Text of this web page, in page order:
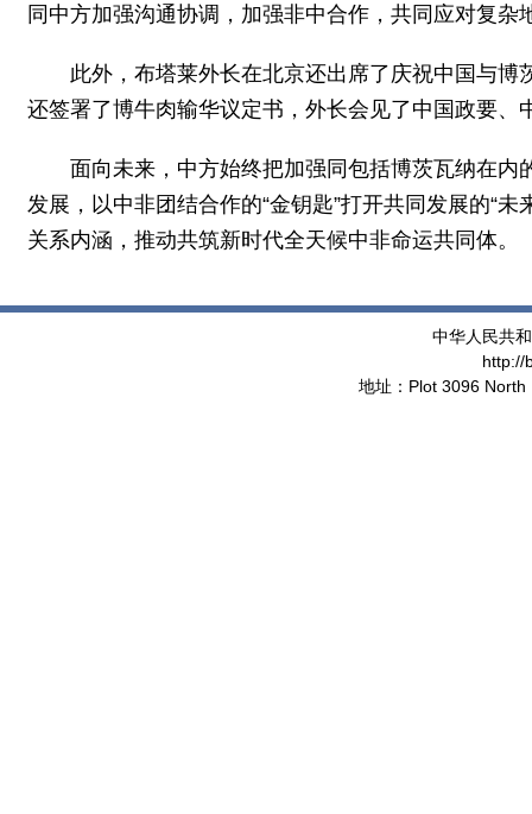
同中方加强沟通协调，加强非中合作，共同应对复杂
此外，布塔莱外长在北京还出席了庆祝中国与博
还签署了博牛肉输华议定书，外长会见了中国政要
面向未来，中方始终把加强同包括博茨瓦纳在内
发展，以中非团结合作的“金钥匙”打开共同发展的“
关系内涵，推动共筑新时代全天候中非命运共同体。
中华人民共
http://
地址：Plot 3096